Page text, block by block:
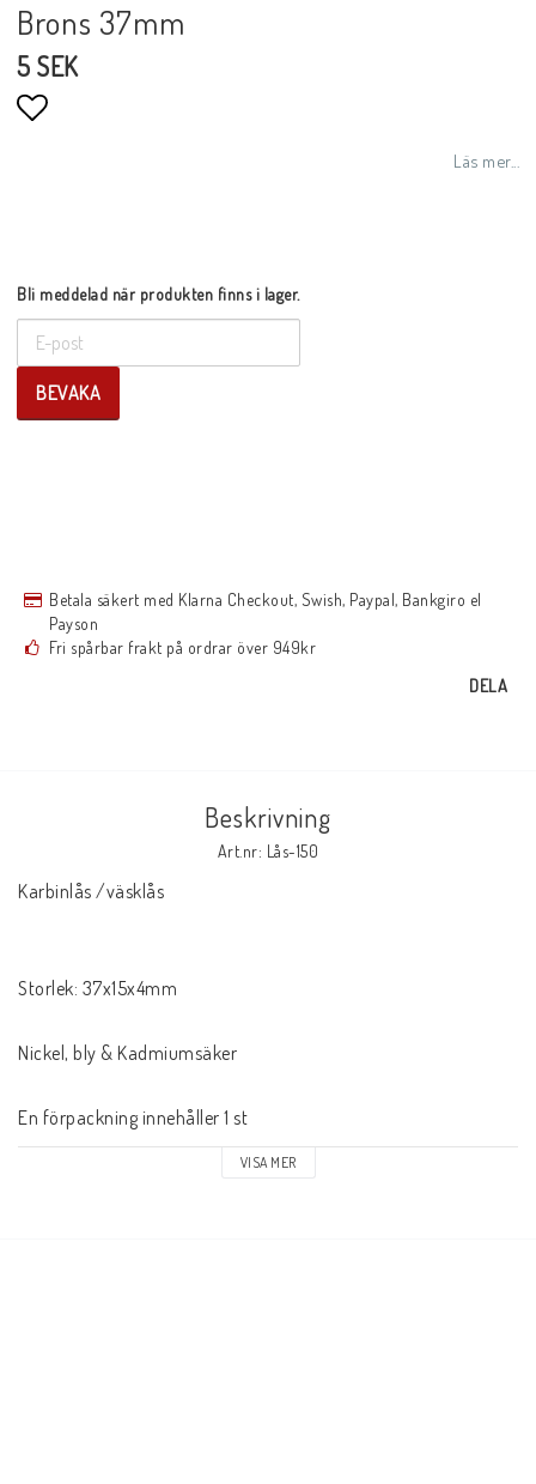
Brons 37mm
5 SEK
Läs mer...
Bli meddelad när produkten finns i lager.
BEVAKA
Betala säkert med Klarna Checkout, Swish, Paypal, Bankgiro el
Payson
Fri spårbar frakt på ordrar över 949kr
DELA
Beskrivning
Art.nr: Lås-150
Karbinlås /väsklås
Storlek: 37x15x4mm
Nickel, bly & Kadmiumsäker
En förpackning innehåller 1 st
VISA MER